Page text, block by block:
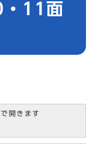
11面
開きます